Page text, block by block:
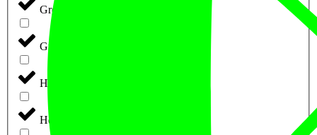
Grøn
Gul
Hay/Melange
Heather-Grey